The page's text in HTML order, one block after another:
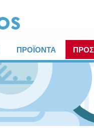
ΠΡΟΪΟΝΤΑ